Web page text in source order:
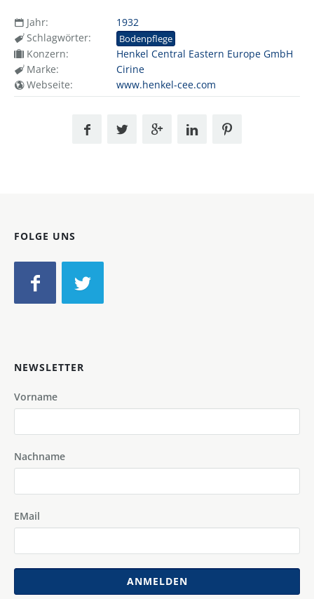
Jahr:
1932
Schlagwörter:
Bodenpflege
Konzern:
Henkel Central Eastern Europe GmbH
Marke:
Cirine
Webseite:
www.henkel-cee.com
FOLGE UNS
NEWSLETTER
Vorname
Nachname
EMail
ANMELDEN